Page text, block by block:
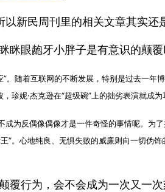
新民周刊里的相关文章其实还
眼龅牙小胖子是有意识的颠
随着互联网的不断发展，特别是过去一
妮·杰克逊在“超级碗”上的拙劣表演就成
反偶像偶像才是一件奇怪的事情呢。为
。心地纯良、无惧失败的威廉则向一切伪
行为，会不会成为一次又一